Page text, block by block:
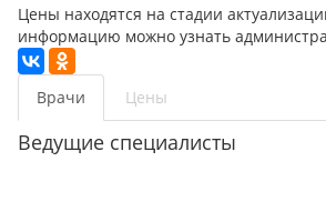
Цены находятся на стадии
информацию можно узнать
Врачи Цены
Ведущие специалисты